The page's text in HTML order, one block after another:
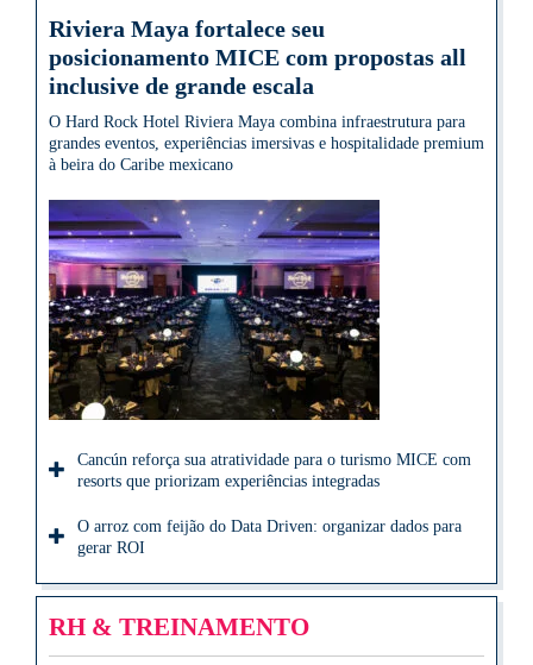
Riviera Maya fortalece seu
posicionamento MICE com propostas all
inclusive de grande escala
O Hard Rock Hotel Riviera Maya combina infraestrutura para
grandes eventos, experiências imersivas e hospitalidade premium
à beira do Caribe mexicano
Cancún reforça sua atratividade para o turismo MICE com
resorts que priorizam experiências integradas
O arroz com feijão do Data Driven: organizar dados para
gerar ROI
RH & TREINAMENTO